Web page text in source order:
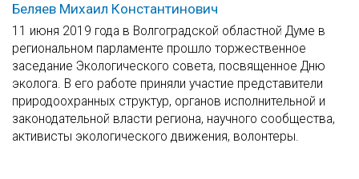
Беляев Михаил Константинович
11 июня 2019 года в Волгоградской областной Думе в
региональном парламенте прошло торжественное
заседание Экологического совета, посвященное Дню
эколога. В его работе приняли участие представители
природоохранных структур, органов исполнительной и
законодательной власти региона, научного сообщества,
активисты экологического движения, волонтеры.